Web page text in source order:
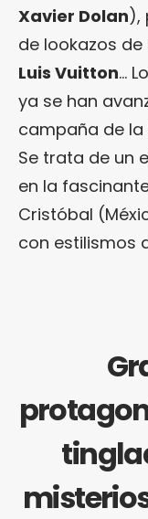
Xavier Dolan),
de lookazos de
Luis Vuitton…
ya se han
campaña de
Se trata de un
en la
Cristóbal
con estilismos